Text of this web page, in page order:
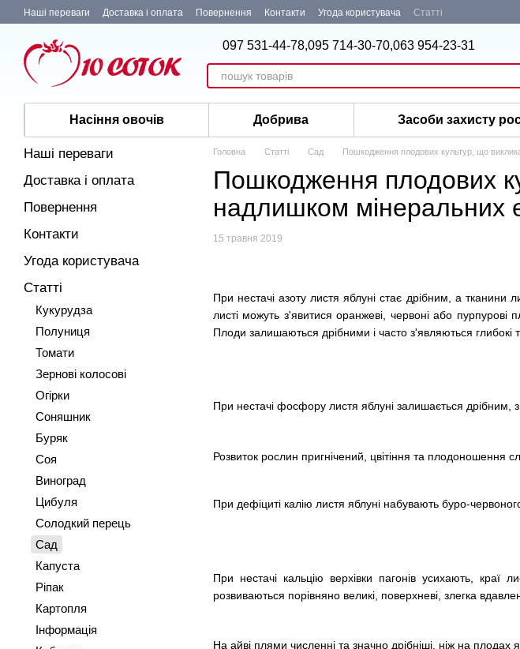
Перейти до основного контенту
Наші переваги Доставка і оплата Повернення Контакти Угода користувача Статті
097 531-44-78,095 714-30-70,063 954-23-31
Насіння овочів Добрива Засоби захисту
Головна Статті Сад Пошкодження плодових культур, що
Пошкодження плодових
надлишком мінеральних
15 травня 2019
При нестачі азоту листя яблуні стає дрібним, а
листі можуть з'явитися оранжеві, червоні або
Плоди залишаються дрібними і часто з'являються глибокі
При нестачі фосфору листя яблуні залишається дрібним,
Розвиток рослин пригнічений, цвітіння та плодоношення
При дефіциті калію листя яблуні набувають буро-
При нестачі кальцію верхівки пагонів усихають, краї
розвиваються порівняно великі, поверхневі, злегка
На айві плями численні та значно дрібніші, ніж на плодах
Наші переваги
Доставка і оплата
Повернення
Контакти
Угода користувача
Статті
Кукурудза
Полуниця
Томати
Зернові колосові
Огірки
Соняшник
Буряк
Соя
Виноград
Цибуля
Солодкий перець
Сад
Капуста
Ріпак
Картопля
Інформація